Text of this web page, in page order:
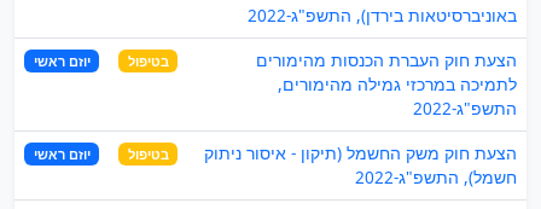
באוניברסיטאות בירדן), התשפ"ג-2022
הצעת חוק העברת הכנסות מהימורים
לתמיכה במרכזי גמילה מהימורים,
התשפ"ג-2022
בטיפול יוזם ראשי
הצעת חוק משק החשמל (תיקון - איסור ניתוק
חשמל), התשפ"ג-2022
בטיפול יוזם ראשי